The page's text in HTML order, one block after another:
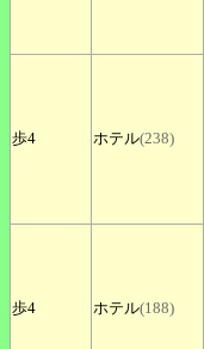
歩4 ホテル(238)
歩4 ホテル(188)